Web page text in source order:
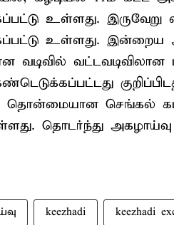
உள்ளது. இருவேறு
உள்ளது. இன்றைய
வடிவில்
செங்கல்
தொடர்ந்து
keezhadi keezhadi